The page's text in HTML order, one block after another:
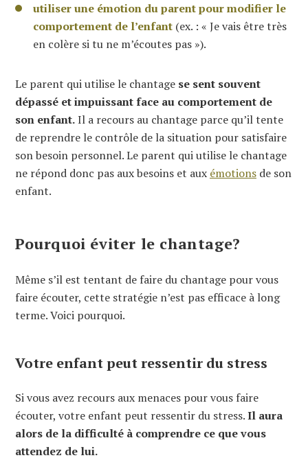
utiliser une émotion du parent pour modifier le
comportement de l’enfant (ex. : « Je vais être très
en colère si tu ne m’écoutes pas »).
Le parent qui utilise le chantage se sent souvent
dépassé et impuissant face au comportement de
son enfant.Il a recours au chantage parce qu’il tente
de reprendre le contrôle de la situation pour satisfaire
son besoin personnel. Le parent qui utilise le chantage
ne répond donc pas aux besoins et aux émotions de son
enfant.
Pourquoi éviter le chantage?
Même s’il est tentant de faire du chantage pour vous
faire écouter, cette stratégie n’est pas efficace à long
terme. Voici pourquoi.
Votre enfant peut ressentir du stress
Si vous avez recours aux menaces pour vous faire
écouter, votre enfant peut ressentir du stress.Il aura
alors de la difficulté à comprendre ce que vous
attendez de lui.